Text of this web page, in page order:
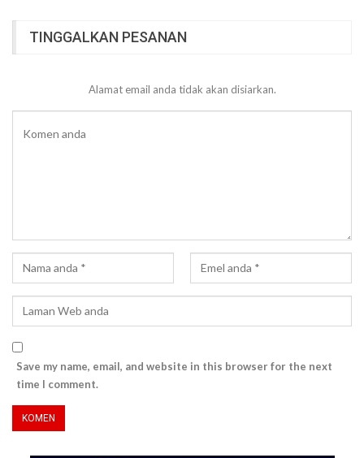
TINGGALKAN PESANAN
Alamat email anda tidak akan disiarkan.
Save my name, email, and website in this browser for the next
time I comment.